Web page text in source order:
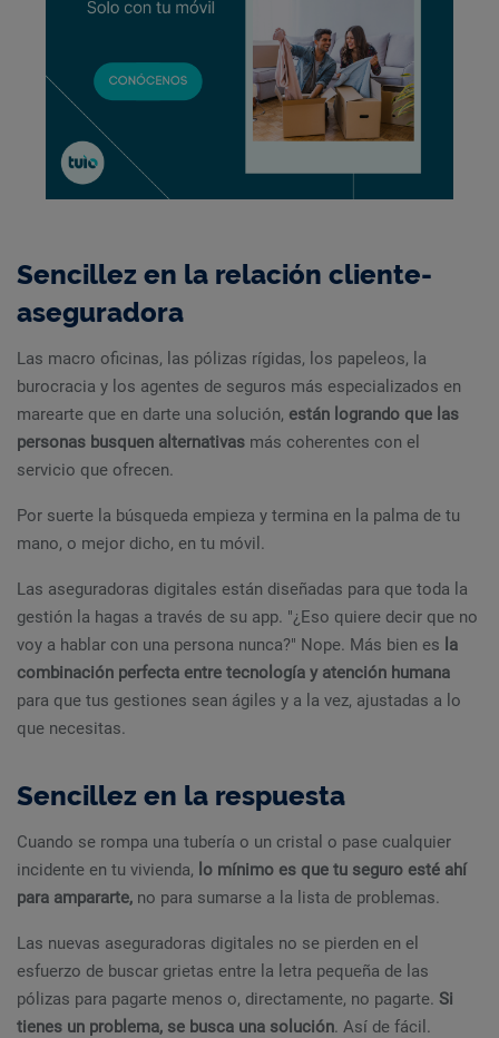
Sencillez en la relación cliente-
aseguradora
Las macro oficinas, las pólizas rígidas, los papeleos, la
burocracia y los agentes de seguros más especializados en
marearte que en darte una solución, están logrando que las
personas busquen alternativas más coherentes con el
servicio que ofrecen.
Por suerte la búsqueda empieza y termina en la palma de tu
mano, o mejor dicho, en tu móvil.
Las aseguradoras digitales están diseñadas para que toda la
gestión la hagas a través de su app. "¿Eso quiere decir que no
voy a hablar con una persona nunca?" Nope. Más bien es la
combinación perfecta entre tecnología y atención humana
para que tus gestiones sean ágiles y a la vez, ajustadas a lo
que necesitas.
Sencillez en la respuesta
Cuando se rompa una tubería o un cristal o pase cualquier
incidente en tu vivienda, lo mínimo es que tu seguro esté ahí
para ampararte, no para sumarse a la lista de problemas.
Las nuevas aseguradoras digitales no se pierden en el
esfuerzo de buscar grietas entre la letra pequeña de las
pólizas para pagarte menos o, directamente, no pagarte. Si
tienes un problema, se busca una solución. Así de fácil.